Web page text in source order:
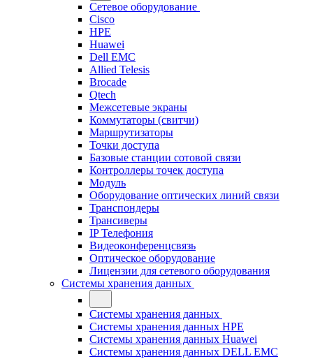
Сетевое оборудование
Cisco
HPE
Huawei
Dell EMC
Allied Telesis
Brocade
Qtech
Межсетевые экраны
Коммутаторы (свитчи)
Маршрутизаторы
Точки доступа
Базовые станции сотовой связи
Контроллеры точек доступа
Модуль
Оборудование оптических линий связи
Транспондеры
Трансиверы
IP Телефония
Видеоконференцсвязь
Оптическое оборудование
Лицензии для сетевого оборудования
Системы хранения данных
Системы хранения данных
Системы хранения данных HPE
Системы хранения данных Huawei
Системы хранения данных DELL EMC